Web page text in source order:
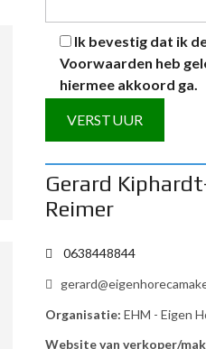
Ik bevestig dat ik
Voorwaarden heb
hiermee akkoord ga.
A
l
t
r
n
t
Gerard
Reimer
0638448844
Organisatie: EHM - Eigen
Website van verkoper/